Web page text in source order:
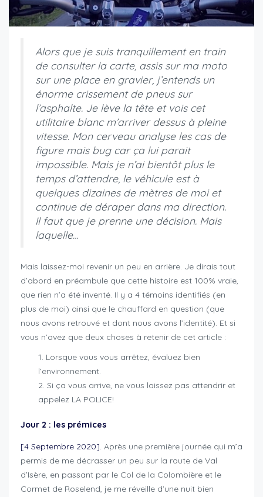
Alors que je suis tranquillement en train
de consulter la carte, assis sur ma moto
sur une place en gravier, j’entends un
énorme crissement de pneus sur
l’asphalte. Je lève la tête et vois cet
utilitaire blanc m’arriver dessus à pleine
vitesse. Mon cerveau analyse les cas de
figure mais bug car ça lui parait
impossible. Mais je n’ai bientôt plus le
temps d’attendre, le véhicule est à
quelques dizaines de mètres de moi et
continue de déraper dans ma direction.
Il faut que je prenne une décision. Mais
laquelle…
Mais laissez-moi revenir un peu en arrière. Je dirais tout
d’abord en préambule que cette histoire est 100% vraie,
que rien n’a été inventé. Il y a 4 témoins identifiés (en
plus de moi) ainsi que le chauffard en question (que
nous avons retrouvé et dont nous avons l’identité). Et si
vous n’avez que deux choses à retenir de cet article :
Lorsque vous vous arrêtez, évaluez bien
l’environnement.
Si ça vous arrive, ne vous laissez pas attendrir et
appelez LA POLICE!
Jour 2 : les prémices
[4 Septembre 2020]. Après une première journée qui m’a
permis de me décrasser un peu sur la route de Val
d’Isère, en passant par le Col de la Colombière et le
Cormet de Roselend, je me réveille d’une nuit bien